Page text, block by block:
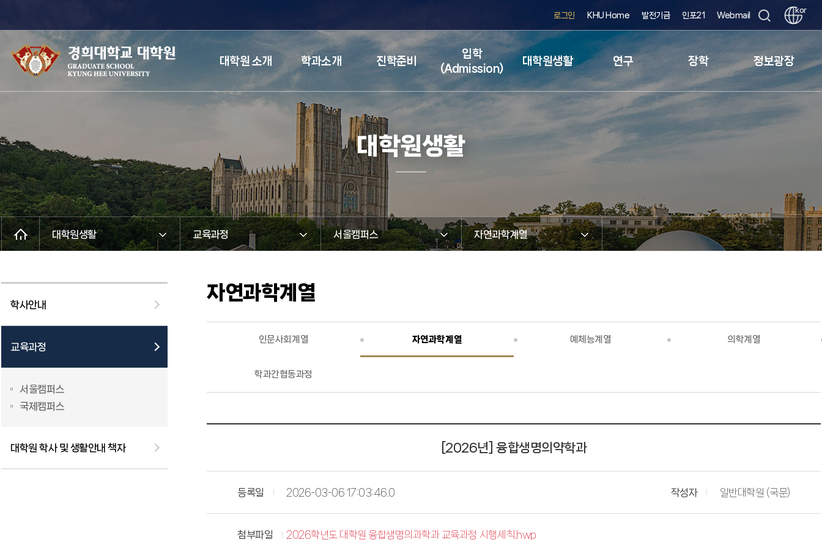
로그인 KHU Home 발전기금 인포21 Webmail
kor
대학원 소개 학과소개 진학준비
입학
(Admission)
대학원생활 연구 장학 정보광장
대학원생활
대학원생활 교육과정 서울캠퍼스 자연과학계열
학사안내
교육과정
서울캠퍼스
국제캠퍼스
대학원 학사 및 생활안내 책자
자연과학계열
인문사회계열 자연과학계열 예체능계열 의학계열
학과간협동과정
[2026년] 융합생명의약학과
등록일 2026-03-06 17:03:46.0 작성자 일반대학원 (국문)
첨부파일 2026학년도 대학원 융합생명의과학과 교육과정 시행세칙.hwp